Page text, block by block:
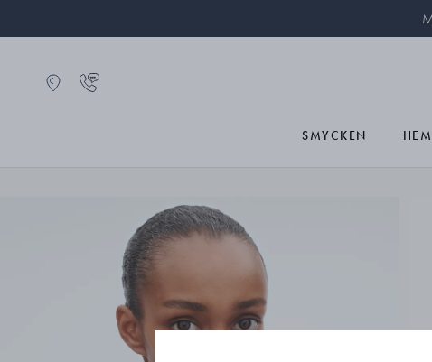
SMYCKEN HEM